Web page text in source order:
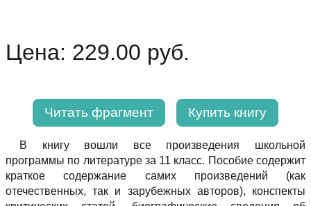
Цена: 229.00 руб.
Читать фрагмент Купить книгу
В книгу вошли все произведения школьной
программы по литературе за 11 класс. Пособие содержит
краткое содержание самих произведений (как
отечественных, так и зарубежных авторов), конспекты